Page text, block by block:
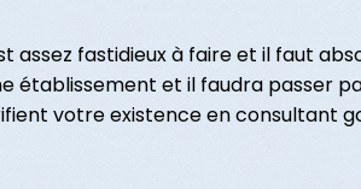
assez fastidieux à faire et il faut
établissement et il faudra passer
votre existence en consultant